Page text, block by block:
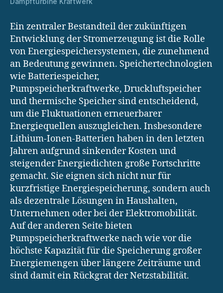
Ein zentraler Bestandteil der zukünftigen
Entwicklung der Stromerzeugung ist die Rolle
von Energiespeichersystemen, die zunehmend
an Bedeutung gewinnen. Speichertechnologien
wie Batteriespeicher,
Pumpspeicherkraftwerke, Druckluftspeicher
und thermische Speicher sind entscheidend,
um die Fluktuationen erneuerbarer
Energiequellen auszugleichen. Insbesondere
Lithium-Ionen-Batterien haben in den letzten
Jahren aufgrund sinkender Kosten und
steigender Energiedichten große Fortschritte
gemacht. Sie eignen sich nicht nur für
kurzfristige Energiespeicherung, sondern auch
als dezentrale Lösungen in Haushalten,
Unternehmen oder bei der Elektromobilität.
Auf der anderen Seite bieten
Pumpspeicherkraftwerke nach wie vor die
höchste Kapazität für die Speicherung großer
Energiemengen über längere Zeiträume und
sind damit ein Rückgrat der Netzstabilität.